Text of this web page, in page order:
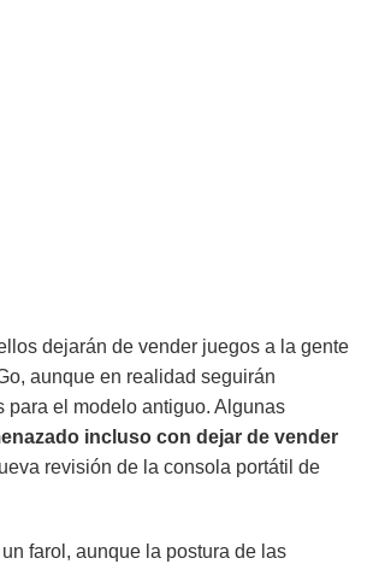
dejarán de vender juegos a la gente
aunque en realidad seguirán
para el modelo antiguo. Algunas
incluso con dejar de vender
revisión de la consola portátil de
farol, aunque la postura de las